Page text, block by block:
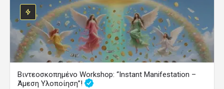
Βιντεοσκοπημένο Workshop: “Instant Manifestation –
Άμεση Υλοποίηση”!